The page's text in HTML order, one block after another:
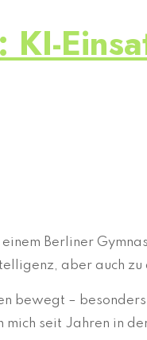
Berliner
aber auch
bewegt –
mich seit Jahren in